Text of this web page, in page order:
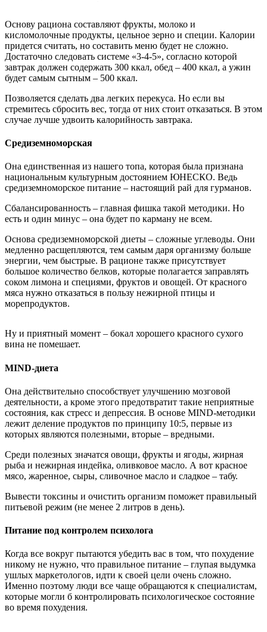
Основу рациона составляют фрукты, молоко и
кисломолочные продукты, цельное зерно и специи. Калории
придется считать, но составить меню будет не сложно.
Достаточно следовать системе «3-4-5», согласно которой
завтрак должен содержать 300 ккал, обед – 400 ккал, а ужин
будет самым сытным – 500 ккал.
Позволяется сделать два легких перекуса. Но если вы
стремитесь сбросить вес, тогда от них стоит отказаться. В этом
случае лучше удвоить калорийность завтрака.
Средиземноморская
Она единственная из нашего топа, которая была признана
национальным культурным достоянием ЮНЕСКО. Ведь
средиземноморское питание – настоящий рай для гурманов.
Сбалансированность – главная фишка такой методики. Но
есть и один минус – она будет по карману не всем.
Основа средиземноморской диеты – сложные углеводы. Они
медленно расщепляются, тем самым даря организму больше
энергии, чем быстрые. В рационе также присутствует
большое количество белков, которые полагается заправлять
соком лимона и специями, фруктов и овощей. От красного
мяса нужно отказаться в пользу нежирной птицы и
морепродуктов.
Ну и приятный момент – бокал хорошего красного сухого
вина не помешает.
MIND-диета
Она действительно способствует улучшению мозговой
деятельности, а кроме этого предотвратит такие неприятные
состояния, как стресс и депрессия. В основе MIND-методики
лежит деление продуктов по принципу 10:5, первые из
которых являются полезными, вторые – вредными.
Среди полезных значатся овощи, фрукты и ягоды, жирная
рыба и нежирная индейка, оливковое масло. А вот красное
мясо, жаренное, сыры, сливочное масло и сладкое – табу.
Вывести токсины и очистить организм поможет правильный
питьевой режим (не менее 2 литров в день).
Питание под контролем психолога
Когда все вокруг пытаются убедить вас в том, что похудение
никому не нужно, что правильное питание – глупая выдумка
ушлых маркетологов, идти к своей цели очень сложно.
Именно поэтому люди все чаще обращаются к специалистам,
которые могли б контролировать психологическое состояние
во время похудения.